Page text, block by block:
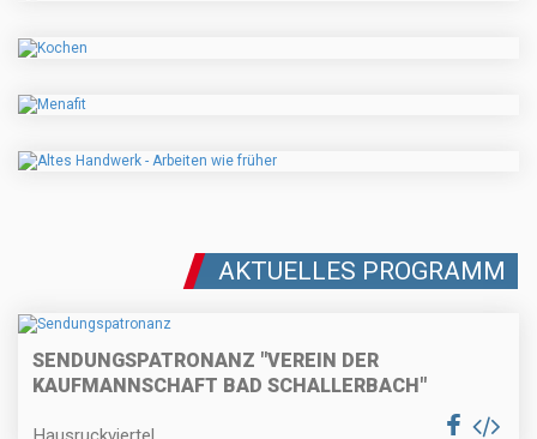
AKTUELLES PROGRAMM
SENDUNGSPATRONANZ "VEREIN DER
KAUFMANNSCHAFT BAD SCHALLERBACH"